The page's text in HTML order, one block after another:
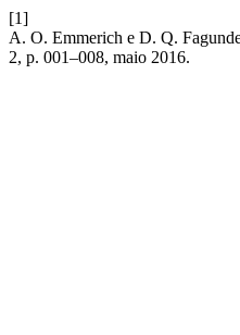
[1]
A. O. Emmerich e D. Q.
2, p. 001–008, maio 2016.